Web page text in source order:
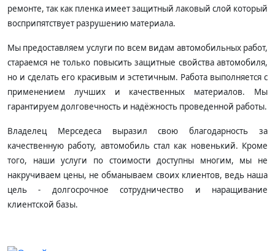
ремонте, так как пленка имеет защитный лаковый слой который
восприпятствует разрушению материала.
Мы предоставляем услуги по всем видам автомобильных работ,
стараемся не только повысить защитные свойства автомобиля,
но и сделать его красивым и эстетичным. Работа выполняется с
применением лучших и качественных материалов. Мы
гарантируем долговечность и надёжность проведенной работы.
Владелец Мерседеса выразил свою благодарность за
качественную работу, автомобиль стал как новенький. Кроме
того, наши услуги по стоимости доступны многим, мы не
накручиваем цены, не обманываем своих клиентов, ведь наша
цель - долгосрочное сотрудничество и наращивание
клиентской базы.